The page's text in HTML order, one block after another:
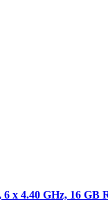
x 4.40 GHz, 16